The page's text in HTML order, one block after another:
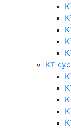
КТ